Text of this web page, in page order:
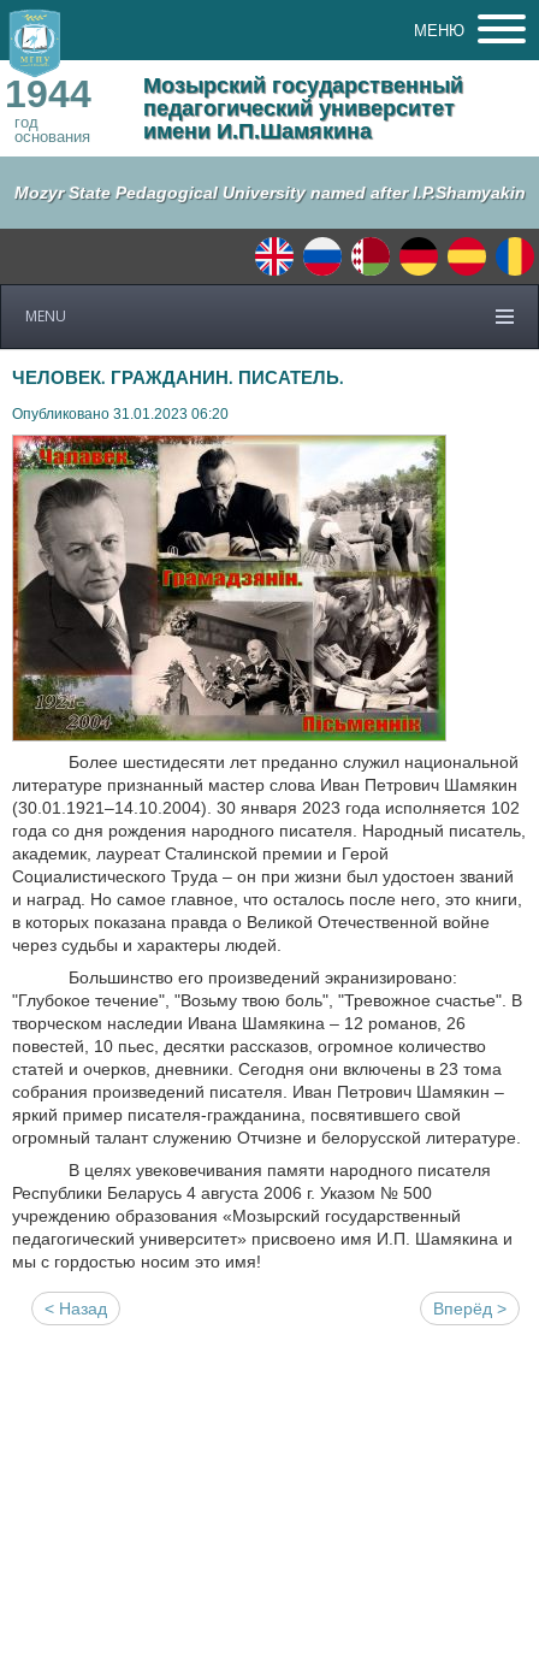
МЕНЮ
1944
год
основания
Мозырский государственный
педагогический университет
имени И.П.Шамякина
Mozyr State Pedagogical University named after I.P.Shamyakin
MENU
ЧЕЛОВЕК. ГРАЖДАНИН. ПИСАТЕЛЬ.
Опубликовано 31.01.2023 06:20
Более шестидесяти лет преданно служил национальной
литературе признанный мастер слова Иван Петрович Шамякин
(30.01.1921–14.10.2004). 30 января 2023 года исполняется 102
года со дня рождения народного писателя. Народный писатель,
академик, лауреат Сталинской премии и Герой
Социалистического Труда – он при жизни был удостоен званий
и наград. Но самое главное, что осталось после него, это книги,
в которых показана правда о Великой Отечественной войне
через судьбы и характеры людей.
Большинство его произведений экранизировано:
"Глубокое течение", "Возьму твою боль", "Тревожное счастье". В
творческом наследии Ивана Шамякина – 12 романов, 26
повестей, 10 пьес, десятки рассказов, огромное количество
статей и очерков, дневники. Сегодня они включены в 23 тома
собрания произведений писателя. Иван Петрович Шамякин –
яркий пример писателя-гражданина, посвятившего свой
огромный талант служению Отчизне и белорусской литературе.
В целях увековечивания памяти народного писателя
Республики Беларусь 4 августа 2006 г. Указом № 500
учреждению образования «Мозырский государственный
педагогический университет» присвоено имя И.П. Шамякина и
мы с гордостью носим это имя!
< Назад Вперёд >